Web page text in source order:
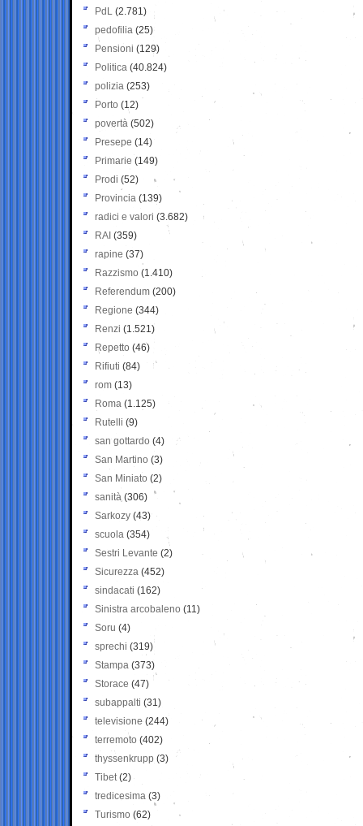
PdL (2.781)
pedofilia (25)
Pensioni (129)
Politica (40.824)
polizia (253)
Porto (12)
povertà (502)
Presepe (14)
Primarie (149)
Prodi (52)
Provincia (139)
radici e valori (3.682)
RAI (359)
rapine (37)
Razzismo (1.410)
Referendum (200)
Regione (344)
Renzi (1.521)
Repetto (46)
Rifiuti (84)
rom (13)
Roma (1.125)
Rutelli (9)
san gottardo (4)
San Martino (3)
San Miniato (2)
sanità (306)
Sarkozy (43)
scuola (354)
Sestri Levante (2)
Sicurezza (452)
sindacati (162)
Sinistra arcobaleno (11)
Soru (4)
sprechi (319)
Stampa (373)
Storace (47)
subappalti (31)
televisione(244)
terremoto (402)
thyssenkrupp (3)
Tibet(2)
tredicesima (3)
Turismo (62)